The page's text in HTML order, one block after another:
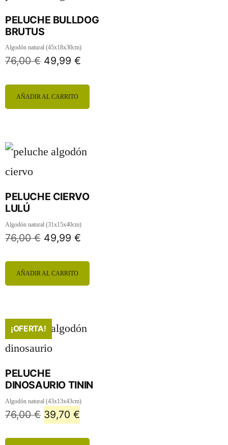
PELUCHE BULLDOG
BRUTUS
Algodón natural (45x18x30cm)
76,00€ 49,99 €
AÑADIR AL CARRITO
PELUCHE CIERVO
LULÚ
Algodón natural (31x15x40cm)
76,00€ 49,99 €
AÑADIR AL CARRITO
¡OFERTA!
PELUCHE
DINOSAURIO TININ
Algodón natural (43x13x43cm)
76,00€ 39,70 €